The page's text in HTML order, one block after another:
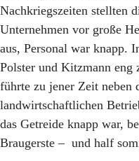
Nachkriegszeiten stellten
Unternehmen vor große
aus, Personal war knapp.
Polster und Kitzmann eng
führte zu jener Zeit neben
landwirtschaftlichen
das Getreide knapp war,
Braugerste – und half